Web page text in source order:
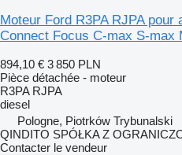
Moteur Ford R3PA RJPA pour
Connect Focus C-max S-max
894,10 € 3 850 PLN
Pièce détachée - moteur
R3PA RJPA
diesel
Pologne, Piotrków Trybunalski
QINDITO SPÓŁKA Z
Contacter le vendeur